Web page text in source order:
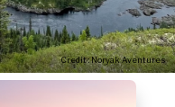
Credit : Noryak Aventures